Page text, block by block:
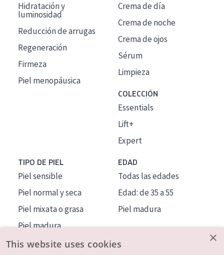
Hidratación y
luminosidad
Reducción de arrugas
Regeneración
Firmeza
Piel menopáusica
Crema de día
Crema de noche
Crema de ojos
Sérum
Limpieza
COLECCIÓN
Essentials
Lift+
Expert
TIPO DE PIEL
Piel sensible
Piel normal y seca
Piel mixata o grasa
Piel madura
Piel expuesta al sol
EDAD
Todas las edades
Edad: de 35 a 55
Piel madura
×
This website uses cookies